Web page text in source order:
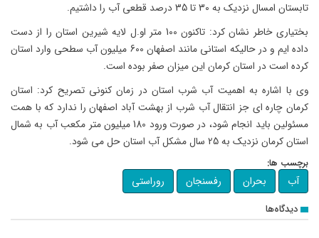
تابستان امسال نزدیک به 30 تا 35 درصد قطعی آب را داشتیم.
بختیاری خاطر نشان کرد: تاکنون 100 متر او.ل لایه شیرین استان را از دست
داده ایم و در حالیکه استانی مانند اصفهان 600 میلیون آب سطحی وارد استان
کرده است در استان کرمان این میزان صفر بوده است.
وی با اشاره به اهمیت آب شرب استان در زمان کنونی تصریح کرد: استان
کرمان چاره ای جز انتقال آب شرب از بهشت آباد اصفهان را ندارد که با همت
مسئولین باید انجام شود، در صورت ورود 180 میلیون متر مکعب آب به شمال
استان کرمان نزدیک به 25 سال مشکل آب استان حل می شود.
برچسب ها:
آب بحران رفسنجان روراستی
دیدگاه‌ها